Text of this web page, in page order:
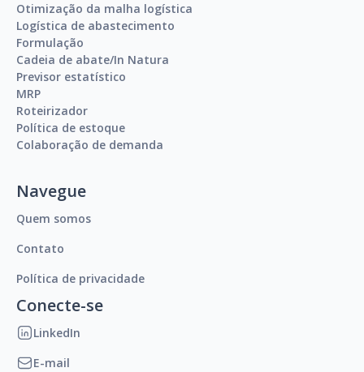
Otimização da malha logística
Logística de abastecimento
Formulação
Cadeia de abate/In Natura
Previsor estatístico
MRP
Roteirizador
Política de estoque
Colaboração de demanda
Navegue
Quem somos
Contato
Política de privacidade
Conecte-se
LinkedIn
E-mail